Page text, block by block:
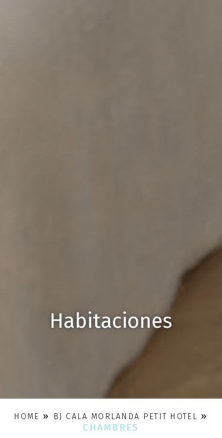
Habitaciones
HOME » BJ CALA MORLANDA PETIT HOTEL
»
CHAMBRES